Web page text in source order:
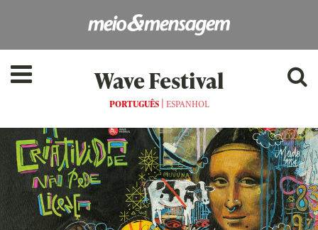
Wave Festival
PORTUGUÊS| ESPANHOL